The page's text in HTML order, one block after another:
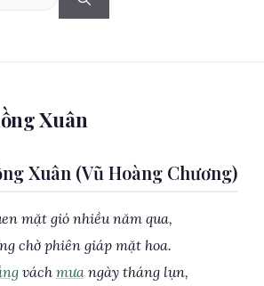
Xuân
Xuân (Vũ Hoàng Chương)
mặt gió nhiều năm qua,
chờ phiên giáp mặt hoa.
vách mưangày tháng lụn,